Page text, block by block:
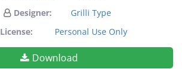
Designer:
Grilli Type
License:
Personal Use Only
Download